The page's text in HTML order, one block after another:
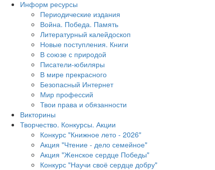
Информ ресурсы
Периодические издания
Война. Победа. Память
Литературный калейдоскоп
Новые поступления. Книги
В союзе с природой
Писатели-юбиляры
В мире прекрасного
Безопасный Интернет
Мир профессий
Твои права и обязанности
Викторины
Творчество. Конкурсы. Акции
Конкурс "Книжное лето - 2026"
Акция "Чтение - дело семейное"
Акция "Женское сердце Победы"
Конкурс "Научи своё сердце добру"